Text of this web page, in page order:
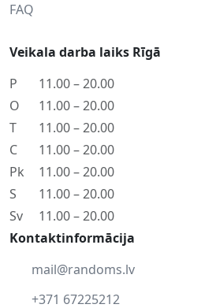
FAQ
Veikala darba laiks Rīgā
P
11.00 – 20.00
O
11.00 – 20.00
T
11.00 – 20.00
C
11.00 – 20.00
Pk
11.00 – 20.00
S
11.00 – 20.00
Sv
11.00 – 20.00
Kontaktinformācija
mail@randoms.lv
+371 67225212